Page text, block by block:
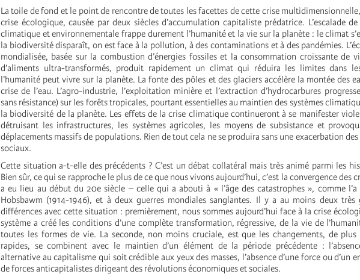
La toile de fond et le point de rencontre de toutes les facettes de cette crise multidimensionnelle,
crise écologique, causée par deux siècles d’accumulation capitaliste prédatrice. L’escalade
climatique et environnementale frappe durement l’humanité et la vie sur la planète : le climat
la biodiversité disparaît, on est face à la pollution, à des contaminations et à des pandémies.
mondialisée, basée sur la combustion d’énergies fossiles et la consommation croissante de
d’aliments ultra-transformés, produit rapidement un climat qui réduira les limites dans
l’humanité peut vivre sur la planète. La fonte des pôles et des glaciers accélère la montée des
crise de l’eau. L’agro-industrie, l’exploitation minière et l’extraction d’hydrocarbures
sans résistance) sur les forêts tropicales, pourtant essentielles au maintien des systèmes
la biodiversité de la planète. Les effets de la crise climatique continueront à se manifester
détruisant les infrastructures, les systèmes agricoles, les moyens de subsistance et
déplacements massifs de populations. Rien de tout cela ne se produira sans une exacerbation
sociaux.
Cette situation a-t-elle des précédents ? C’est un débat collatéral mais très animé parmi les
Bien sûr, ce qui se rapproche le plus de ce que nous vivons aujourd’hui, c’est la convergence des
a eu lieu au début du 20e siècle – celle qui a abouti à « l’âge des catastrophes », comme l’a
Hobsbawm (1914-1946), et à deux guerres mondiales sanglantes. Il y a au moins deux très
différences avec cette situation : premièrement, nous sommes aujourd’hui face à la crise
système a créé les conditions d’une complète transformation, régressive, de la vie de
toutes les formes de vie. La seconde, non moins cruciale, est que les changements, de plus
rapides, se combinent avec le maintien d’un élément de la période précédente :
alternative au capitalisme qui soit crédible aux yeux des masses, l’absence d’une force ou d’un
de forces anticapitalistes dirigeant des révolutions économiques et sociales.